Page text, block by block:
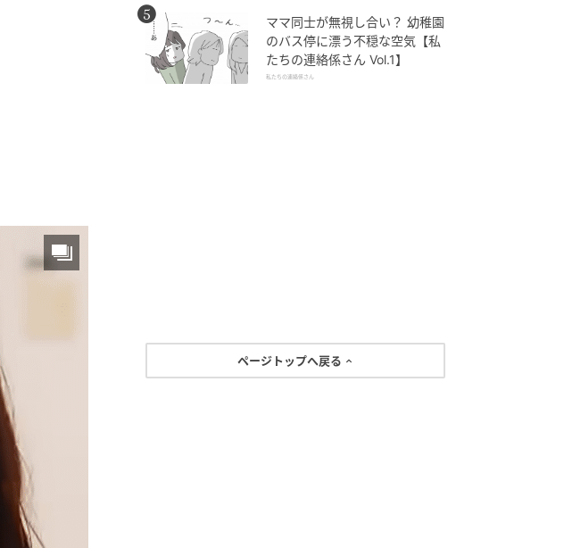
ママ同士が無視し合い？ 幼稚園
のバス停に漂う不穏な空気【私
たちの連絡係さん Vol.1】
私たちの連絡係さん
ページトップへ戻る